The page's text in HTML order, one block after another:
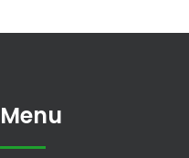
Menu